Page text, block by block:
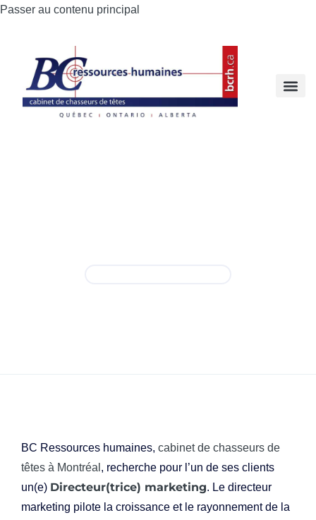
Passer au contenu principal
BC Ressources humaines, cabinet de chasseurs de
têtes à Montréal , recherche pour l’un de ses clients
un(e) Directeur(trice) marketing. Le directeur
marketing pilote la croissance et le rayonnement de la